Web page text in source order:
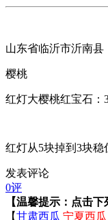
山东省临沂市沂南县
樱桃
红灯大樱桃红宝石：
红灯从5块掉到3块
发表评论
0评
【温馨提示：点击
【甘肃西瓜 宁夏西瓜